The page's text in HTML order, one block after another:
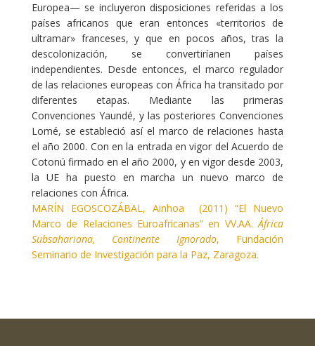
Europea— se incluyeron disposiciones referidas a los
países africanos que eran entonces «territorios de
ultramar» franceses, y que en pocos años, tras la
descolonización, se convertiríanen países
independientes. Desde entonces, el marco regulador
de las relaciones europeas con África ha transitado por
diferentes etapas. Mediante las primeras
Convenciones Yaundé, y las posteriores Convenciones
Lomé, se estableció así el marco de relaciones hasta
el año 2000. Con en la entrada en vigor del Acuerdo de
Cotonú firmado en el año 2000, y en vigor desde 2003,
la UE ha puesto en marcha un nuevo marco de
relaciones con África.
MARÍN EGOSCOZÁBAL, Ainhoa (2011) “El Nuevo
Marco de Relaciones Euroafricanas” en VV.AA.África
Subsahariana, Continente Ignorado, Fundación
Seminario de Investigación para la Paz, Zaragoza.